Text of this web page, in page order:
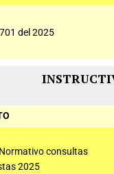
del 2025
consultas
2025